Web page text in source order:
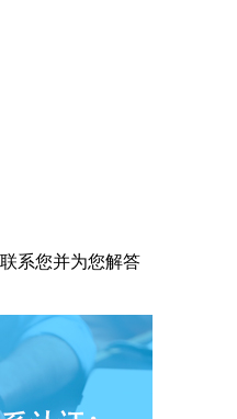
系您并为您解答